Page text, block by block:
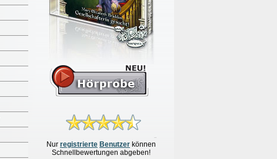
Nur registrierte Benutzer können
Schnellbewertungen abgeben!